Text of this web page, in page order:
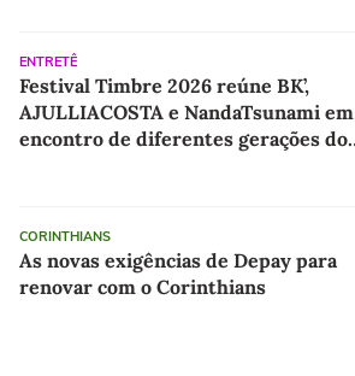
ENTRETÊ
Festival Timbre 2026 reúne BK’,
AJULLIACOSTA e NandaTsunami em
encontro de diferentes gerações do
CORINTHIANS
As novas exigências de Depay para
renovar com o Corinthians